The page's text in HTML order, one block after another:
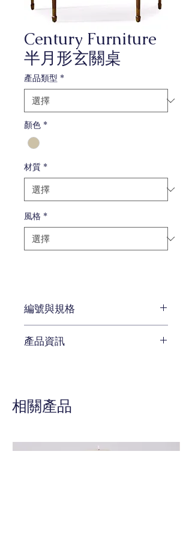
Century Furniture
半月形玄關桌
產品類型 *
顏色 *
材質 *
風格 *
編號與規格
編號 CEN-MN5021
產品資訊
相關產品